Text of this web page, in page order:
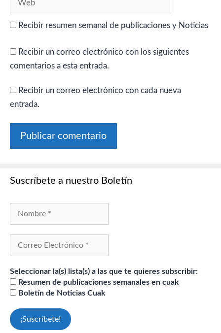
Recibir resumen semanal de publicaciones y Noticias
Recibir un correo electrónico con los siguientes
comentarios a esta entrada.
Recibir un correo electrónico con cada nueva
entrada.
Suscríbete a nuestro Boletín
Seleccionar la(s) lista(s) a las que te quieres subscribir:
Resumen de publicaciones semanales en cuak
Boletín de Noticias Cuak